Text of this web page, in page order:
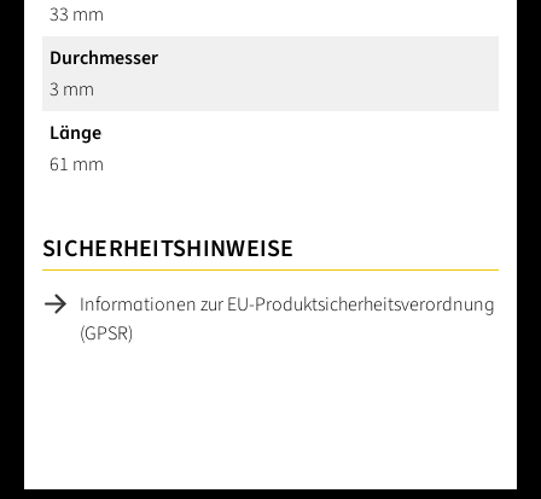
33 mm
Durchmesser
3 mm
Länge
61 mm
SICHERHEITSHINWEISE
Informationen zur EU-Produktsicherheitsverordnung
(GPSR)